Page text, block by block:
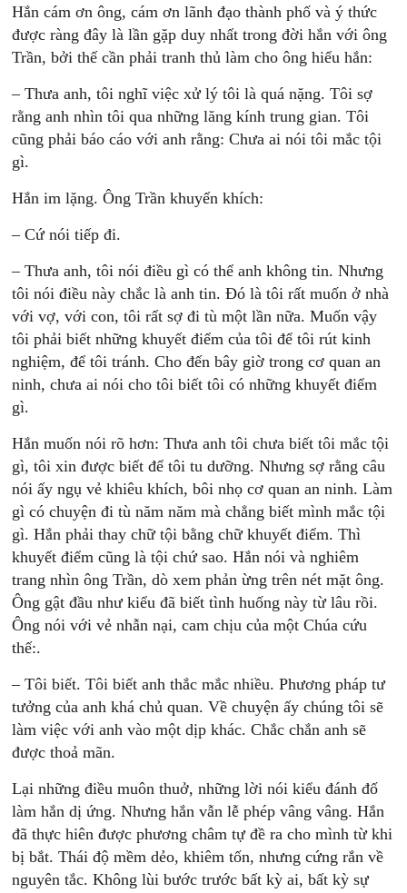
Hắn cám ơn ông, cám ơn lãnh đạo thành phố và ý thức
được ràng đây là lần gặp duy nhất trong đời hắn với ông
Trần, bởi thế cần phải tranh thủ làm cho ông hiểu hắn:
– Thưa anh, tôi nghĩ việc xử lý tôi là quá nặng. Tôi sợ
rằng anh nhìn tôi qua những lăng kính trung gian. Tôi
cũng phải báo cáo với anh rằng: Chưa ai nói tôi mắc tội
gì.
Hắn im lặng. Ông Trần khuyến khích:
– Cứ nói tiếp đi.
– Thưa anh, tôi nói điều gì có thể anh không tin. Nhưng
tôi nói điều này chắc là anh tin. Đó là tôi rất muốn ở nhà
với vợ, với con, tôi rất sợ đi tù một lần nữa. Muốn vậy
tôi phải biết những khuyết điểm của tôi để tôi rút kinh
nghiệm, để tôi tránh. Cho đến bây giờ trong cơ quan an
ninh, chưa ai nói cho tôi biết tôi có những khuyết điểm
gì.
Hắn muốn nói rõ hơn: Thưa anh tôi chưa biết tôi mắc tội
gì, tôi xin được biết để tôi tu dưỡng. Nhưng sợ rằng câu
nói ấy ngụ vẻ khiêu khích, bôi nhọ cơ quan an ninh. Làm
gì có chuyện đi tù năm năm mà chẳng biết mình mắc tội
gì. Hắn phải thay chữ tội bằng chữ khuyết điểm. Thì
khuyết điểm cũng là tội chứ sao. Hắn nói và nghiêm
trang nhìn ông Trần, dò xem phản ừng trên nét mặt ông.
Ông gật đầu như kiểu đã biết tình huống này từ lâu rồi.
Ông nói với vẻ nhẫn nại, cam chịu của một Chúa cứu
thế:.
– Tôi biết. Tôi biết anh thắc mắc nhiều. Phương pháp tư
tưởng của anh khá chủ quan. Về chuyện ấy chúng tôi sẽ
làm việc với anh vào một dịp khác. Chắc chắn anh sẽ
được thoả mãn.
Lại những điều muôn thuở, những lời nói kiểu đánh đố
làm hắn dị ứng. Nhưng hắn vẫn lễ phép vâng vâng. Hắn
đã thực hiên được phương châm tự đề ra cho mình từ khi
bị bắt. Thái độ mềm dẻo, khiêm tốn, nhưng cứng rắn về
nguyên tắc. Không lùi bước trước bất kỳ ai, bất kỳ sự